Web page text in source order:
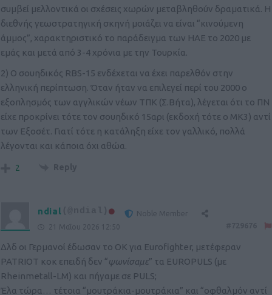
συμβεί μελλοντικά οι σχέσεις χωρών μεταβληθούν δραματικά. Η
διεθνής γεωστρατηγική σκηνή μοιάζει να είναι “κινούμενη
άμμος”, χαρακτηριστικό το παράδειγμα των ΗΑΕ το 2020 με
εμάς και μετά από 3-4 χρόνια με την Τουρκία.
2) Ο σουηδικός RBS-15 ενδέχεται να έχει παρελθόν στην
ελληνική περίπτωση. Όταν ήταν να επιλεγεί περί του 2000 ο
εξοπλησμός των αγγλικών νέων ΤΠΚ (Σ.Βήτα), λέγεται ότι το ΠΝ
είχε προκρίνει τότε τον σουηδικό 15αρι (εκδοχή τότε ο ΜΚ3) αντί
των Εξοσέτ. Γιατί τότε η κατάληξη είχε τον γαλλικό, πολλά
λέγονται και κάποια όχι αθώα.
2 Reply
ndial (@ndial)
Noble Member
21 Μαΐου 2026 12:50
Δλδ οι Γερμανοί έδωσαν το OK για Eurofighter, μετέφεραν
PATRIOT κοκ επειδή δεν “ψωνίσαμε” τα EUROPULS (με
Rheinmetall-LM) και πήγαμε σε PULS;
Έλα τώρα… τέτοια “μουτράκια-μουτράκια” και “οφθαλμόν αντί